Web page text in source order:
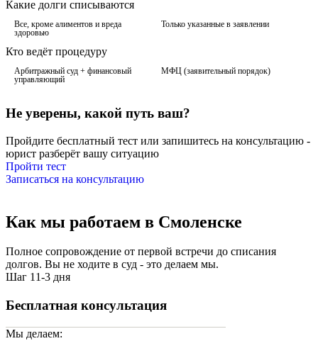
Какие долги списываются
Все, кроме алиментов и вреда
здоровью
Только указанные в заявлении
Кто ведёт процедуру
Арбитражный суд + финансовый
управляющий
МФЦ (заявительный порядок)
Не уверены, какой путь ваш?
Пройдите бесплатный тест или запишитесь на консультацию -
юрист разберёт вашу ситуацию
Пройти тест
Записаться на консультацию
Как мы работаем в Смоленске
Полное сопровождение от первой встречи до списания
долгов. Вы не ходите в суд - это делаем мы.
Шаг 11-3 дня
Бесплатная консультация
Мы делаем: